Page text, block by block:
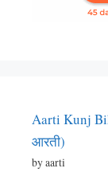
Aarti Kunj
आरती)
by aarti